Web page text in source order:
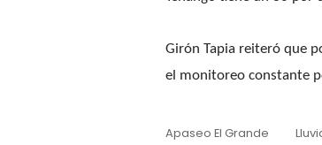
Girón Tapia reiteró que
el monitoreo constante
Apaseo El Grande